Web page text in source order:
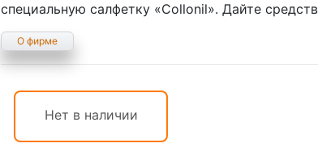
специальную салфетку «Collonil». Дайте
О фирме
Нет в наличии